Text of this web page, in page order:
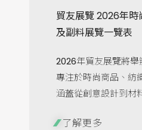
貿友展覽 2026年時
及副料展覽一覽表
2026年貿友展覽將舉
專注於時尚商品、紡
涵蓋從創意設計到材
了解更多